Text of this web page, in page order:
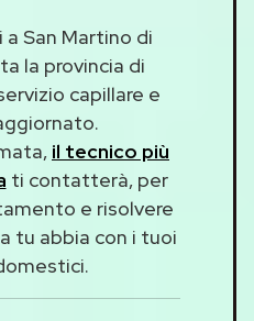
San Martino di
la provincia di
capillare e
il tecnico più
ti contatterà, per
e risolvere
tu abbia con i tuoi